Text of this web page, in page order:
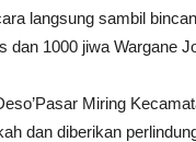
langsung sambil
dan 1000 jiwa Wargane
Miring
dan diberikan